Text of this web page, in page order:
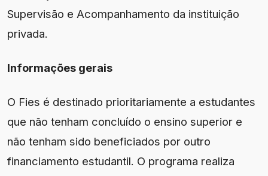
Supervisão e Acompanhamento da instituição
privada.
Informações gerais
O Fies é destinado prioritariamente a estudantes
que não tenham concluído o ensino superior e
não tenham sido beneficiados por outro
financiamento estudantil. O programa realiza